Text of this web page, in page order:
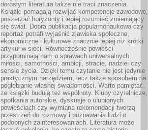
dorosłym literatura także nie traci znaczenia.
Książki pomagają rozwijać kompetencje zawodowe,
poszerzać horyzonty i lepiej rozumieć zmieniający
się świat. Dobra publikacja popularnonaukowa czy
reportaż potrafi wyjaśnić zjawiska społeczne,
ekonomiczne i kulturowe znacznie lepiej niż krótki
artykuł w sieci. Równocześnie powieści
przypominają nam o sprawach uniwersalnych:
miłości, samotności, ambicji, stracie, nadziei czy
sensie życia. Dzięki temu czytanie nie jest jedynie
praktycznym narzędziem, lecz także sposobem na
pogłębianie własnej świadomości. Warto pamiętać,
że książki budują też wspólnoty. Kluby czytelnicze,
spotkania autorskie, dyskusje o ulubionych
powieściach czy wymiana rekomendacji tworzą
przestrzeń do rozmowy i poznawania ludzi o
podobnych zainteresowaniach. Literatura może